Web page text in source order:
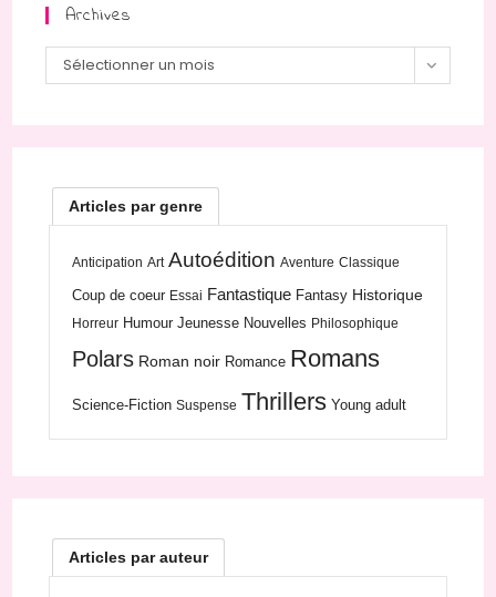
Archives
Archives
Sélectionner un mois
Articles par genre
Anticipation Art Autoédition Aventure Classique
Coup de coeur Essai Fantastique Fantasy Historique
Horreur Humour Jeunesse Nouvelles Philosophique
Polars Roman noir Romance Romans
Science-Fiction Suspense Thrillers Young adult
Articles par auteur